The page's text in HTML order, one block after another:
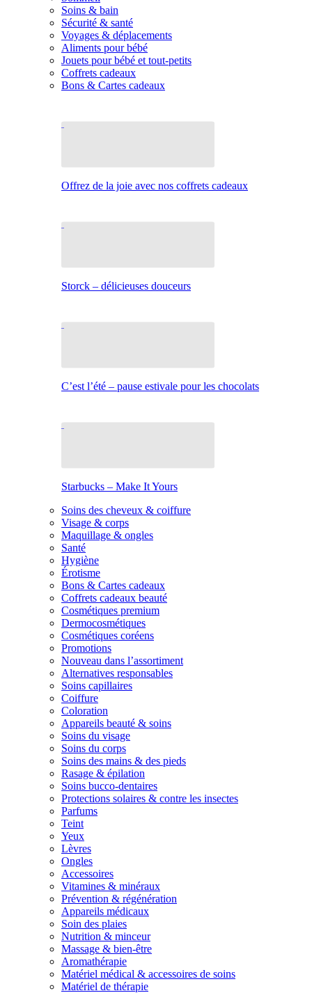
Soins & bain
Sécurité & santé
Voyages & déplacements
Aliments pour bébé
Jouets pour bébé et tout-petits
Coffrets cadeaux
Bons & Cartes cadeaux
Offrez de la joie avec nos coffrets cadeaux
Storck – délicieuses douceurs
C’est l’été – pause estivale pour les chocolats
Starbucks – Make It Yours
Soins des cheveux & coiffure
Visage & corps
Maquillage & ongles
Santé
Hygiène
Érotisme
Bons & Cartes cadeaux
Coffrets cadeaux beauté
Cosmétiques premium
Dermocosmétiques
Cosmétiques coréens
Promotions
Nouveau dans l’assortiment
Alternatives responsables
Soins capillaires
Coiffure
Coloration
Appareils beauté & soins
Soins du visage
Soins du corps
Soins des mains & des pieds
Rasage & épilation
Soins bucco-dentaires
Protections solaires & contre les insectes
Parfums
Teint
Yeux
Lèvres
Ongles
Accessoires
Vitamines & minéraux
Prévention & régénération
Appareils médicaux
Soin des plaies
Nutrition & minceur
Massage & bien-être
Aromathérapie
Matériel médical & accessoires de soins
Matériel de thérapie